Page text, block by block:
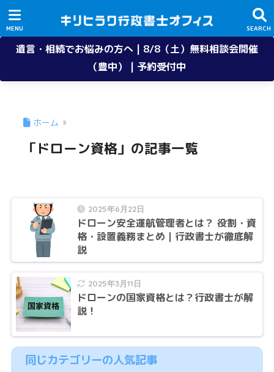
遺言・相続でお悩みの方へ | 8/8（土）無料相談会開催
（豊中） | 予約受付中
ホーム
「ドローン資格」の記事一覧
2025年6月22日
ドローン安全運航管理者とは？ 役割・資
格・設置義務まとめ｜行政書士が徹底解
説
2025年3月11日
ドローンの国家資格とは？行政書士が解
説！
同じカテゴリーの人気記事